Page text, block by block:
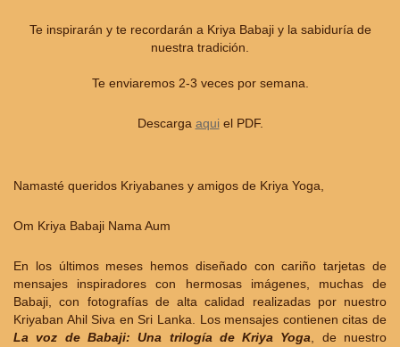
Te inspirarán y te recordarán a Kriya Babaji y la sabiduría de
nuestra tradición.
Te enviaremos 2-3 veces por semana.
Descarga aquiel PDF.
Namasté queridos Kriyabanes y amigos de Kriya Yoga,
Om Kriya Babaji Nama Aum
En los últimos meses hemos diseñado con cariño tarjetas de
mensajes inspiradores con hermosas imágenes, muchas de
Babaji, con fotografías de alta calidad realizadas por nuestro
Kriyaban Ahil Siva en Sri Lanka. Los mensajes contienen citas de
La voz de Babaji: Una trilogía de Kriya Yoga, de nuestro